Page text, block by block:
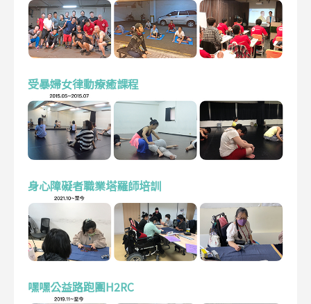
受暴婦女律動療癒課程
身心障礙者職業塔羅師培訓
嘿嘿公益路跑團H2RC